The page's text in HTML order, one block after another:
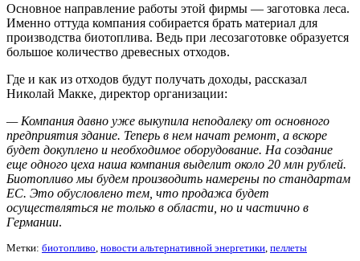
Основное направление работы этой фирмы — заготовка леса.
Именно оттуда компания собирается брать материал для
производства биотоплива. Ведь при лесозаготовке образуется
большое количество древесных отходов.
Где и как из отходов будут получать доходы, рассказал
Николай Макке, директор организации:
— Компания давно уже выкупила неподалеку от основного
предприятия здание. Теперь в нем начат ремонт, а вскоре
будет докуплено и необходимое оборудование. На создание
еще одного цеха наша компания выделит около 20 млн рублей.
Биотопливо мы будем производить намерены по стандартам
ЕС. Это обусловлено тем, что продажа будет
осуществляться не только в области, но и частично в
Германии.
Метки: биотопливо, новости альтернативной энергетики, пеллеты